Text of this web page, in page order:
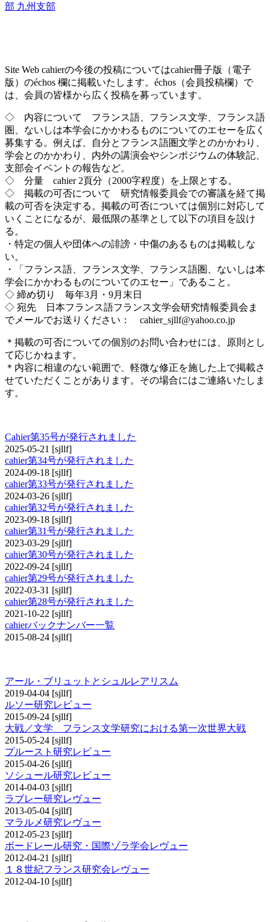
部 九州支部
Site Web cahierの今後の投稿についてはcahier冊子版（電子
版）のéchos 欄に掲載いたします。échos（会員投稿欄）で
は、会員の皆様から広く投稿を募っています。
◇ 内容について フランス語、フランス文学、フランス語
圏、ないしは本学会にかかわるものについてのエセーを広く
募集する。例えば、自分とフランス語圏文学とのかかわり、
学会とのかかわり、内外の講演会やシンポジウムの体験記、
支部会イベントの報告など。
◇ 分量 cahier 2頁分（2000字程度）を上限とする。
◇ 掲載の可否について 研究情報委員会での審議を経て掲
載の可否を決定する。掲載の可否については個別に対応して
いくことになるが、最低限の基準として以下の項目を設け
る。
・特定の個人や団体への誹謗・中傷のあるものは掲載しな
い。
・「フランス語、フランス文学、フランス語圏、ないしは本
学会にかかわるものについてのエセー」であること。
◇ 締め切り 毎年3月・9月末日
◇ 宛先 日本フランス語フランス文学会研究情報委員会ま
でメールでお送りください： cahier_sjllf@yahoo.co.jp
＊掲載の可否についての個別のお問い合わせには、原則とし
て応じかねます。
＊内容に相違のない範囲で、軽微な修正を施した上で掲載さ
せていただくことがあります。その場合にはご連絡いたしま
す。
Cahier第35号が発行されました
2025-05-21 [sjllf]
cahier第34号が発行されました
2024-09-18 [sjllf]
cahier第33号が発行されました
2024-03-26 [sjllf]
cahier第32号が発行されました
2023-09-18 [sjllf]
cahier第31号が発行されました
2023-03-29 [sjllf]
cahier第30号が発行されました
2022-09-24 [sjllf]
cahier第29号が発行されました
2022-03-31 [sjllf]
cahier第28号が発行されました
2021-10-22 [sjllf]
cahierバックナンバー一覧
2015-08-24 [sjllf]
アール・ブリュットとシュルレアリスム
2019-04-04 [sjllf]
ルソー研究レビュー
2015-09-24 [sjllf]
大戦／文学 フランス文学研究における第一次世界大戦
2015-05-24 [sjllf]
プルースト研究レビュー
2015-04-26 [sjllf]
ソシュール研究レビュー
2014-04-03 [sjllf]
ラブレー研究レヴュー
2013-05-04 [sjllf]
マラルメ研究レヴュー
2012-05-23 [sjllf]
ボードレール研究・国際ゾラ学会レヴュー
2012-04-21 [sjllf]
１８世紀フランス研究会レヴュー
2012-04-10 [sjllf]